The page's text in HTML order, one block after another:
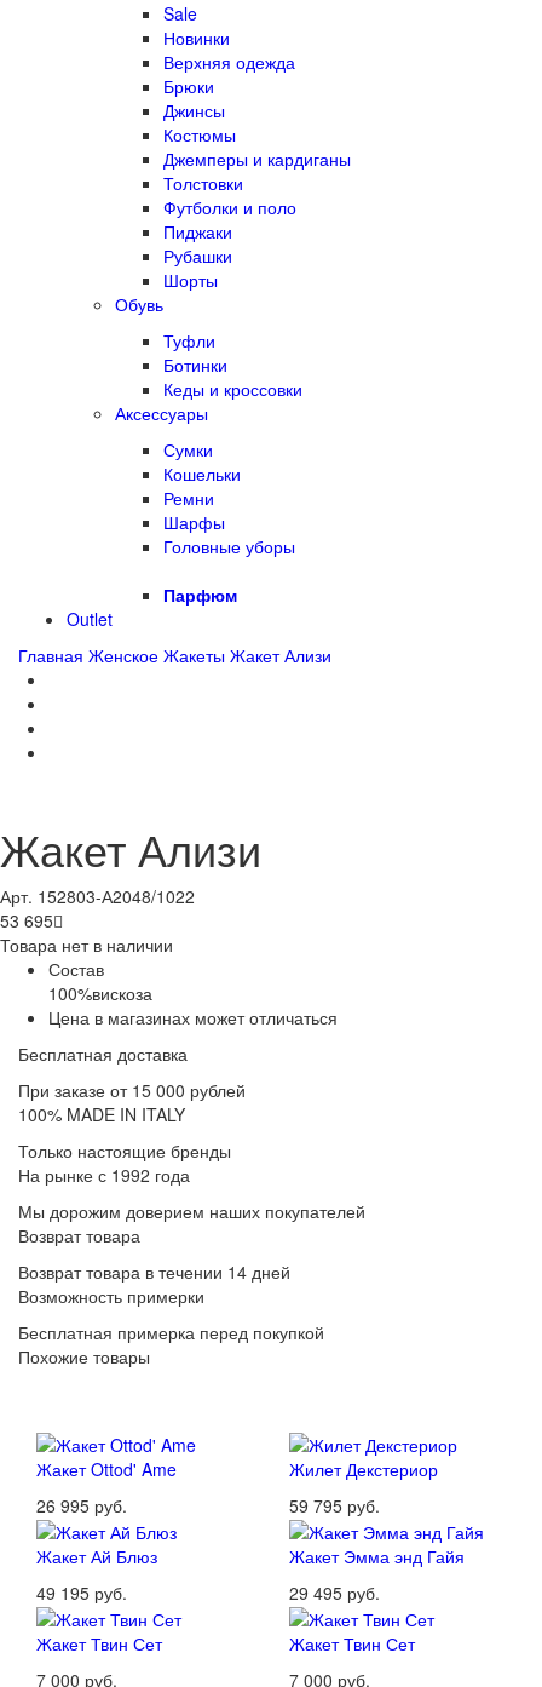
Sale
Новинки
Верхняя одежда
Брюки
Джинсы
Костюмы
Джемперы и кардиганы
Толстовки
Футболки и поло
Пиджаки
Рубашки
Шорты
Обувь
Туфли
Ботинки
Кеды и кроссовки
Аксессуары
Сумки
Кошельки
Ремни
Шарфы
Головные уборы
Парфюм
Outlet
Главная Женское Жакеты Жакет Ализи
Жакет Ализи
Арт. 152803-А2048/1022
53 695
Товара нет в наличии
Состав
100%вискоза
Цена в магазинах может отличаться
Бесплатная доставка
При заказе от 15 000 рублей
100% MADE IN ITALY
Только настоящие бренды
На рынке с 1992 года
Мы дорожим доверием наших покупателей
Возврат товара
Возврат товара в течении 14 дней
Возможность примерки
Бесплатная примерка перед покупкой
Похожие товары
Жакет Ottod' Ame
26 995 руб.
Жилет Декстериор
59 795 руб.
Жакет Ай Блюз
49 195 руб.
Жакет Эмма энд Гайя
29 495 руб.
Жакет Твин Сет
7 000 руб.
Жакет Твин Сет
7 000 руб.